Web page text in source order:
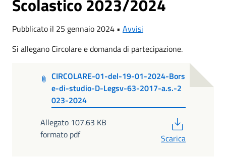
Scolastico 2023/2024
Pubblicato il 25 gennaio 2024 • Avvisi
Si allegano Circolare e domanda di partecipazione.
CIRCOLARE-01-del-19-01-2024-Bors
e-di-studio-D-Legsv-63-2017-a.s.-2
023-2024
Allegato 107.63 KB
formato pdf
Scarica